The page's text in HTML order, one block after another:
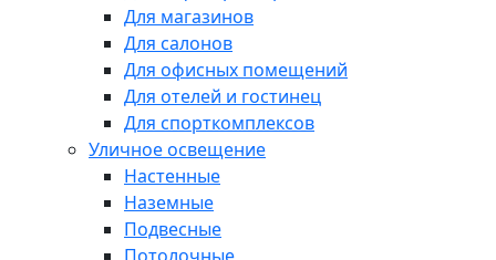
Для магазинов
Для салонов
Для офисных помещений
Для отелей и гостинец
Для спорткомплексов
Уличное освещение
Настенные
Наземные
Подвесные